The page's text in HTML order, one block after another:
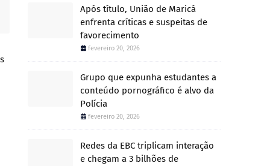
Após título, União de Maricá
enfrenta críticas e suspeitas de
favorecimento
fevereiro 20, 2026
Grupo que expunha estudantes a
conteúdo pornográfico é alvo da
Polícia
fevereiro 20, 2026
Redes da EBC triplicam interação
e chegam a 3 bilhões de